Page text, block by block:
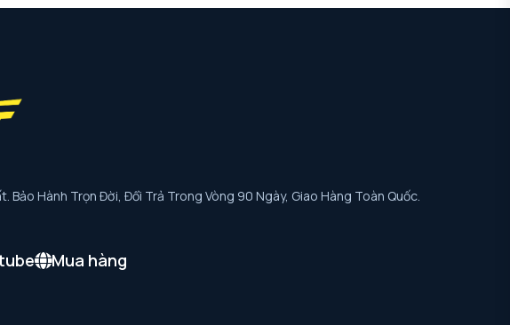
Bảo Hành Trọn Đời, Đổi Trả Trong Vòng 90 Ngày, Giao Hàng Toàn Quốc.
Mua hàng